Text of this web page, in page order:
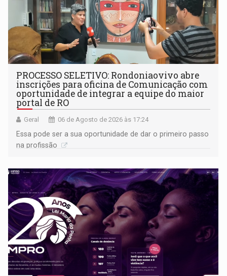
PROCESSO SELETIVO: Rondoniaovivo abre
inscrições para oficina de Comunicação com
oportunidade de integrar a equipe do maior
portal de RO
Geral 06 de Agosto de 2026 às 17:24
Essa pode ser a sua oportunidade de dar o primeiro passo
na profissão